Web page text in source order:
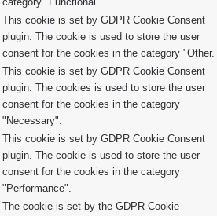
This cookie is set by GDPR Cookie Consent
plugin. The cookie is used to store the user
consent for the cookies in the category "Other.
This cookie is set by GDPR Cookie Consent
plugin. The cookies is used to store the user
consent for the cookies in the category
"Necessary".
This cookie is set by GDPR Cookie Consent
plugin. The cookie is used to store the user
consent for the cookies in the category
"Performance".
The cookie is set by the GDPR Cookie